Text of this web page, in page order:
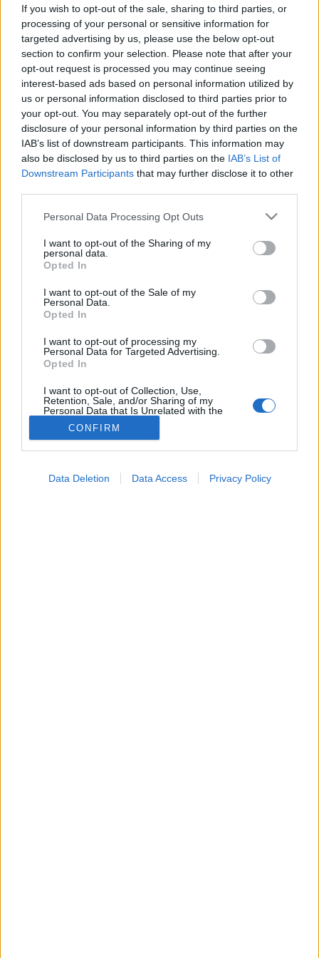
If you wish to opt-out of the sale, sharing to third parties, or
processing of your personal or sensitive information for
targeted advertising by us, please use the below opt-out
section to confirm your selection. Please note that after your
opt-out request is processed you may continue seeing
interest-based ads based on personal information utilized by
us or personal information disclosed to third parties prior to
your opt-out. You may separately opt-out of the further
disclosure of your personal information by third parties on the
IAB’s list of downstream participants. This information may
also be disclosed by us to third parties on the IAB’s List of
Downstream Participants that may further disclose it to other
Please note that this website/app uses one or more Google
not limited to your visit or usage behaviour. You may click to
grant or deny consent to Google and its third-party tags to
use your data for below specified purposes in below Google
consent section.
Personal Data Processing Opt Outs
I want to opt-out of the Sharing of my
personal data.
Opted In
I want to opt-out of the Sale of my
Personal Data.
Opted In
I want to opt-out of processing my
Personal Data for Targeted Advertising.
Opted In
I want to opt-out of Collection, Use,
Retention, Sale, and/or Sharing of my
Personal Data that Is Unrelated with the
Purposes for which it was collected.
Opted Out
CONFIRM
Data Deletion Data Access Privacy Policy
kártyás bevásárlás korszaka
2026. április 27. 12:04
Küldés Küldés Messengeren